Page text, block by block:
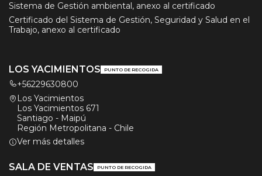
Sistema de Gestión ambiental, anexo al certificado
Certificado del Sistema de Gestión, Seguridad y Salud en el
Trabajo, anexo al certificado
LOS YACIMIENTOS PUNTO DE RECOGIDA
+56229630800
Los Yacimientos
Los Yacimientos 671
Santiago - Maipú
Región Metropolitana - Chile
Ver más detalles
SALA DE VENTAS PUNTO DE RECOGIDA